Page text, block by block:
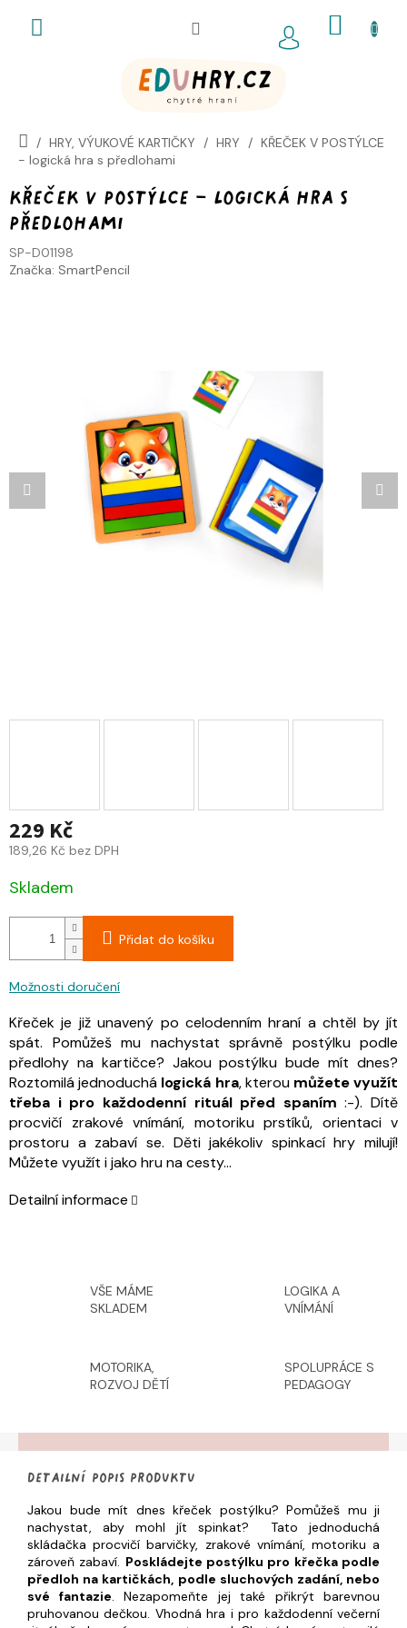
obsah
HRY, VÝUKOVÉ KARTIČKY HRY
KŘEČEK V POSTÝLCE
- logická hra s předlohami
KŘEČEK V POSTÝLCE - logická hra s
předlohami
SP-D01198
Značka: SmartPencil
229 Kč
189,26 Kč bez DPH
Skladem
Přidat do košíku
Možnosti doručení
Křeček je již unavený po celodenním hraní a chtěl by jít
spát. Pomůžeš mu nachystat správně postýlku podle
předlohy na kartičce? Jakou postýlku bude mít dnes?
Roztomilá jednoduchá logická hra, kterou můžete využít
třeba i pro každodenní rituál před spaním :-). Dítě
procvičí zrakové vnímání, motoriku prstíků, orientaci v
prostoru a zabaví se. Děti jakékoliv spinkací hry milují!
Můžete využít i jako hru na cesty...
Detailní informace
VŠE MÁME
SKLADEM
LOGIKA A
VNÍMÁNÍ
MOTORIKA,
ROZVOJ DĚTÍ
SPOLUPRÁCE S
PEDAGOGY
Detailní popis produktu
Jakou bude mít dnes křeček postýlku? Pomůžeš mu ji
nachystat, aby mohl jít spinkat? Tato jednoduchá
skládačka procvičí barvičky, zrakové vnímání, motoriku a
zároveň zabaví. Poskládejte postýlku pro křečka podle
předloh na kartičkách, podle sluchových zadání, nebo
své fantazie. Nezapomeňte jej také přikrýt barevnou
pruhovanou dečkou. Vhodná hra i pro každodenní večerní